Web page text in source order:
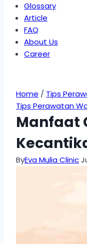
Glossary
Article
FAQ
About Us
Career
Home / Tips
Tips Perawatan
Manfaat
ByEva Mulia Clinic